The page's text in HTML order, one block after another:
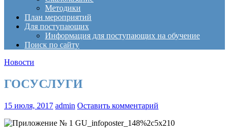
Методики
План мероприятий
Для поступающих
Информация для поступающих на обучение
Поиск по сайту
Новости
ГОСУСЛУГИ
15 июля, 2017 admin Оставить комментарий